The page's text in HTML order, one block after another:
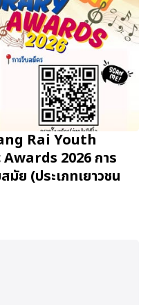
Rai Youth
2026 การ
ย (ประเภทเยาวชน